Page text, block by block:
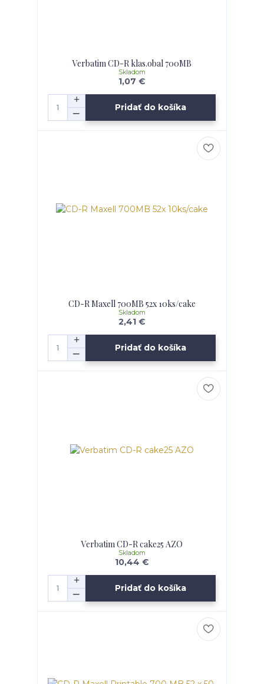
Verbatim CD-R klas.obal 700MB
1,07 €
Skladom
Pridať do košíka
CD-R Maxell 700MB 52x 10ks/cake
2,41 €
Skladom
Pridať do košíka
Verbatim CD-R cake25 AZO
10,44 €
Skladom
Pridať do košíka